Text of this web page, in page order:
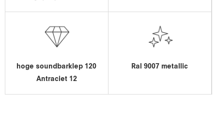
hoge soundbarklep 120
Antraciet 12
Ral 9007 metallic